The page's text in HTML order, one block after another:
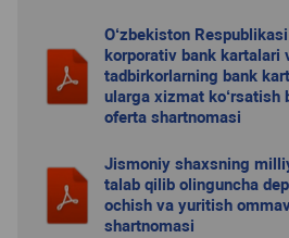
O‘zbekiston
korporativ bank kartalari
tadbirkorlarning bank
ularga xizmat ko‘rsatish
oferta shartnomasi
Jismoniy shaxsning
talab qilib olinguncha
ochish va yuritish
shartnomasi